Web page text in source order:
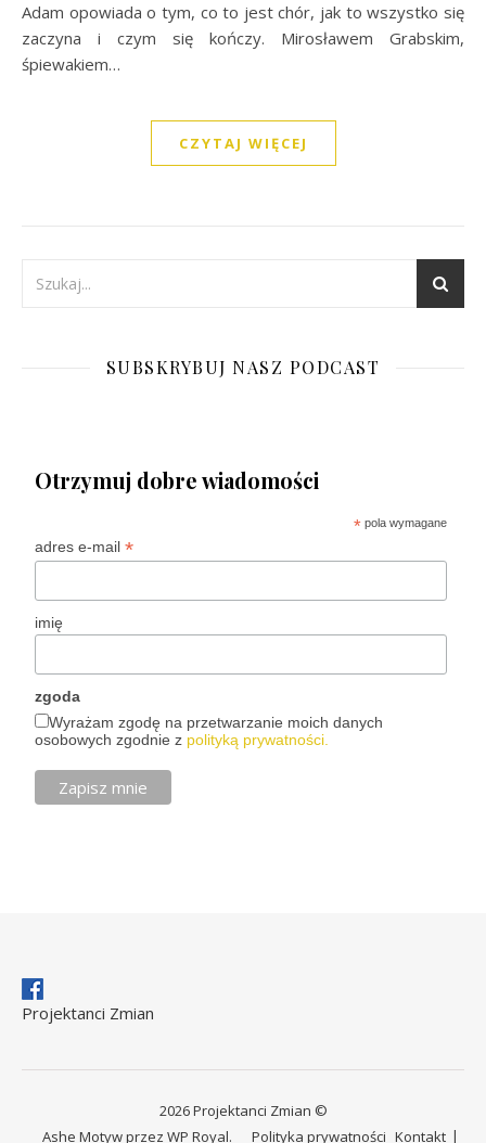
Adam opowiada o tym, co to jest chór, jak to wszystko się
zaczyna i czym się kończy. Mirosławem Grabskim,
śpiewakiem…
CZYTAJ WIĘCEJ
SUBSKRYBUJ NASZ PODCAST
Otrzymuj dobre wiadomości
* pola wymagane
adres e-mail*
imię
zgoda
Wyrażam zgodę na przetwarzanie moich danych
osobowych zgodnie z polityką prywatności.
Projektanci Zmian
2026 Projektanci Zmian ©
Polityka prywatności Kontakt
Ashe Motyw przez WP Royal.